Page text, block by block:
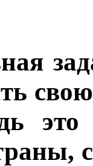
это